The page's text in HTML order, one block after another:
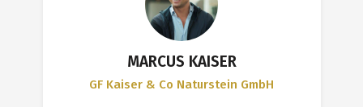
MARCUS KAISER
GF Kaiser & Co Naturstein GmbH